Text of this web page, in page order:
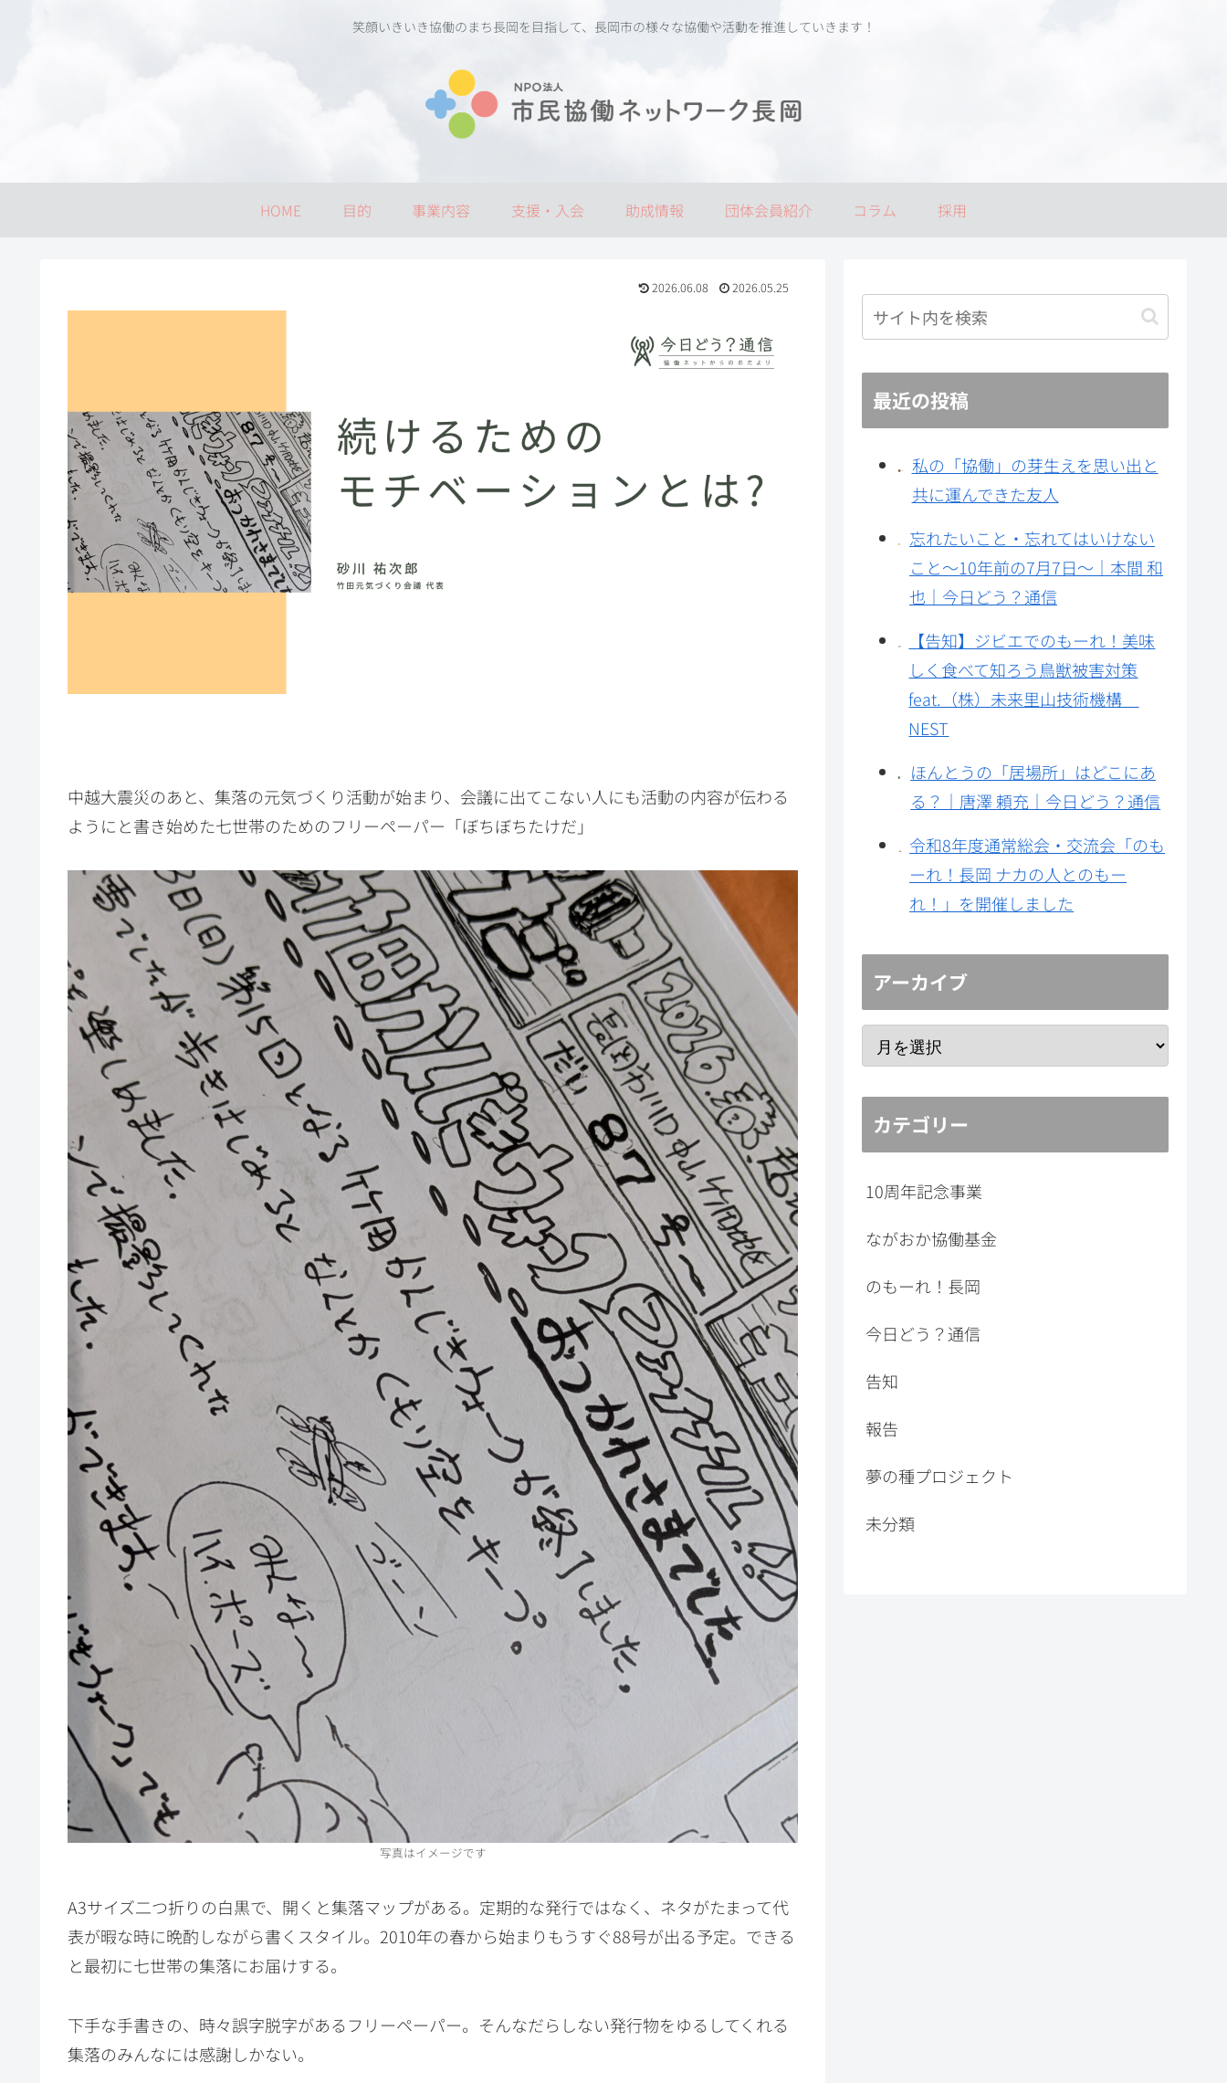
笑顔いきいき協働のまち長岡を目指して、長岡市の様々な協働や活動を推進していきます！
HOME 目的 事業内容 支援・入会 助成情報 団体会員紹介 コラム 採用
2026.06.08 2026.05.25
中越大震災のあと、集落の元気づくり活動が始まり、会議に出てこない人にも活動の内容が伝わる
ようにと書き始めた七世帯のためのフリーペーパー「ぼちぼちたけだ」
写真はイメージです
A3サイズ二つ折りの白黒で、開くと集落マップがある。定期的な発行ではなく、ネタがたまって代
表が暇な時に晩酌しながら書くスタイル。2010年の春から始まりもうすぐ88号が出る予定。できる
と最初に七世帯の集落にお届けする。
下手な手書きの、時々誤字脱字があるフリーペーパー。そんなだらしない発行物をゆるしてくれる
集落のみんなには感謝しかない。
最近の投稿
私の「協働」の芽生えを思い出と
共に運んできた友人
忘れたいこと・忘れてはいけない
こと～10年前の7月7日～｜本間 和
也｜今日どう？通信
【告知】ジビエでのもーれ！美味
しく食べて知ろう鳥獣被害対策
feat.（株）未来里山技術機構
NEST
ほんとうの「居場所」はどこにあ
る？｜唐澤 頼充｜今日どう？通信
令和8年度通常総会・交流会「のも
ーれ！長岡 ナカの人とのもー
れ！」を開催しました
アーカイブ
カテゴリー
10周年記念事業
ながおか協働基金
のもーれ！長岡
今日どう？通信
告知
報告
夢の種プロジェクト
未分類